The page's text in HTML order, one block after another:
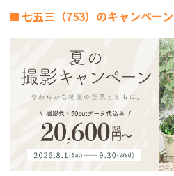
七五三（753）のキャンペーン